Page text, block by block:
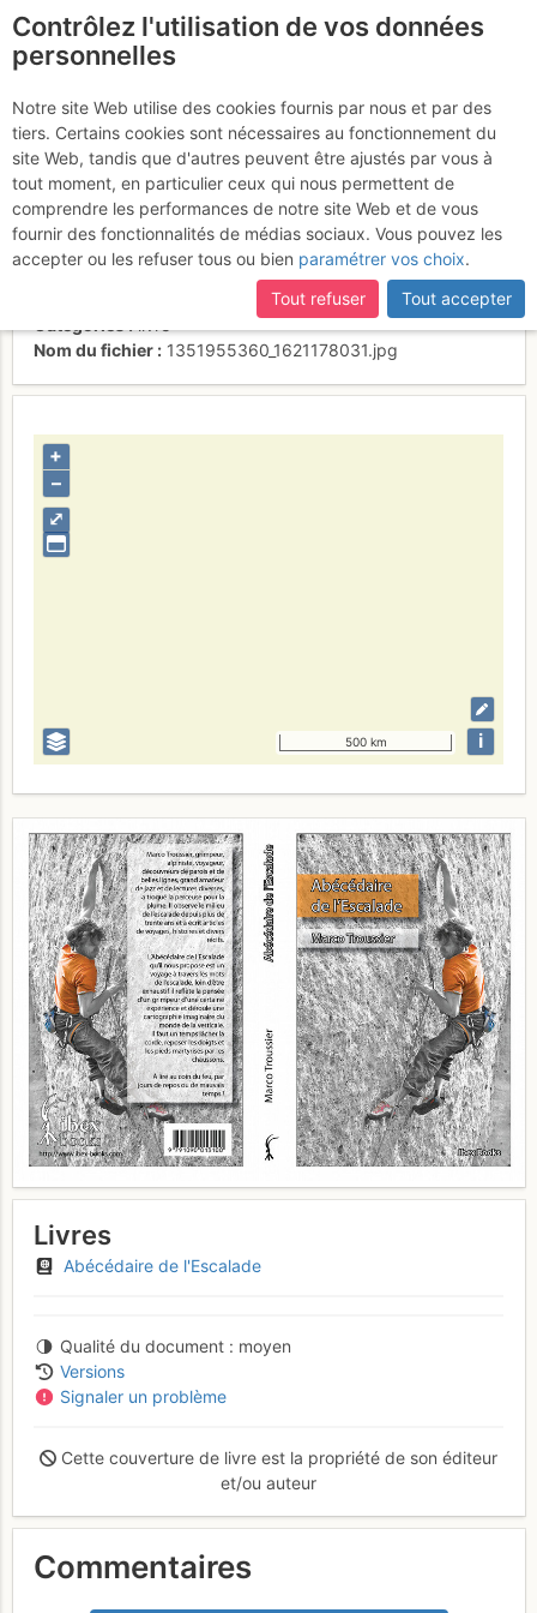
Double couverture
d'Abécédaire de l'Escalade
Activités
Contributeur
droit d'auteur
Nom du fichier
1351955360_1621178031.jpg
⤢
+
–
500 km i
Livres
Abécédaire de l'Escalade
Qualité du document
moyen
Versions
Signaler un problème
Cette couverture de livre est la propriété de son éditeur
et/ou auteur
Commentaires
Contrôlez l'utilisation de vos données
personnelles
Notre site Web utilise des cookies fournis par nous et par des
tiers. Certains cookies sont nécessaires au fonctionnement du
site Web, tandis que d'autres peuvent être ajustés par vous à
tout moment, en particulier ceux qui nous permettent de
comprendre les performances de notre site Web et de vous
fournir des fonctionnalités de médias sociaux. Vous pouvez les
accepter ou les refuser tous ou bien paramétrer vos choix.
Tout refuser
Tout accepter